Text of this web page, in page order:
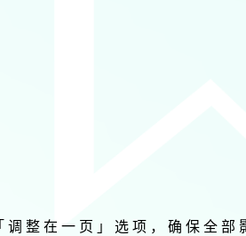
整 在 一 页 」 选 项 ， 确 保 全 部